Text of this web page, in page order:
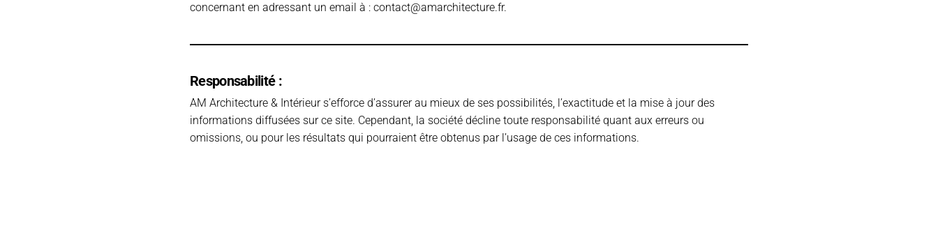
concernant en adressant un email à : contact@amarchitecture.fr.
Responsabilité :
AM Architecture & Intérieur s’efforce d’assurer au mieux de ses possibilités, l’exactitude et la mise à jour des
informations diffusées sur ce site. Cependant, la société décline toute responsabilité quant aux erreurs ou
omissions, ou pour les résultats qui pourraient être obtenus par l’usage de ces informations.